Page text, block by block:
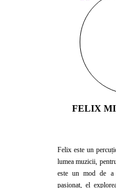
FELIX
Felix este un
lumea muzicii,
este un mod de a conecta
pasionat, el